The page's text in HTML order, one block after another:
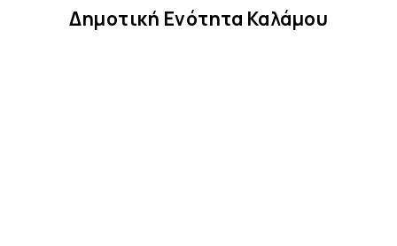
Δημοτική Ενότητα Καλάμου